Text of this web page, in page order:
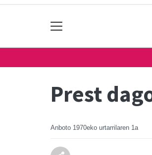
Prest
Anboto 1970eko urtarrilaren 1a